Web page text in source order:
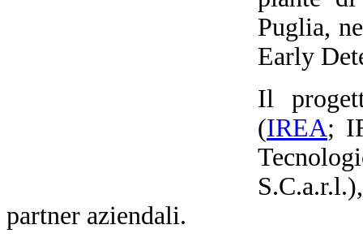
Puglia,
Early
Il
(IREA;
partner aziendali.